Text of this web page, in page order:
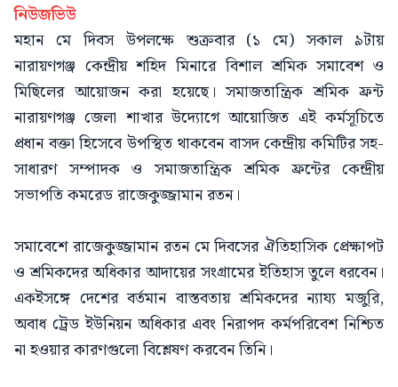
নিউজভিউ
মহান মে দিবস উপলক্ষে শুক্রবার (১ মে) সকাল ৯টায়
নারায়ণগঞ্জ কেন্দ্রীয় শহিদ মিনারে বিশাল শ্রমিক সমাবেশ ও
মিছিলের আয়োজন করা হয়েছে। সমাজতান্ত্রিক শ্রমিক ফ্রন্ট
নারায়ণগঞ্জ জেলা শাখার উদ্যোগে আয়োজিত এই কর্মসূচিতে
প্রধান বক্তা হিসেবে উপস্থিত থাকবেন বাসদ কেন্দ্রীয় কমিটির সহ-
সাধারণ সম্পাদক ও সমাজতান্ত্রিক শ্রমিক ফ্রন্টের কেন্দ্রীয়
সভাপতি কমরেড রাজেকুজ্জামান রতন।
সমাবেশে রাজেকুজ্জামান রতন মে দিবসের ঐতিহাসিক প্রেক্ষাপট
ও শ্রমিকদের অধিকার আদায়ের সংগ্রামের ইতিহাস তুলে ধরবেন।
একইসঙ্গে দেশের বর্তমান বাস্তবতায় শ্রমিকদের ন্যায্য মজুরি,
অবাধ ট্রেড ইউনিয়ন অধিকার এবং নিরাপদ কর্মপরিবেশ নিশ্চিত
না হওয়ার কারণগুলো বিশ্লেষণ করবেন তিনি।